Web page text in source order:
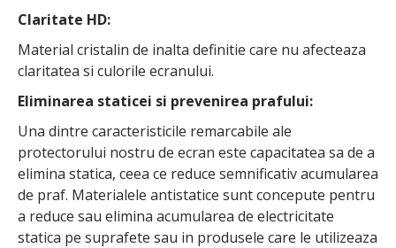
Claritate HD:
Material cristalin de inalta definitie care nu afecteaza
claritatea si culorile ecranului.
Eliminarea staticei si prevenirea prafului:
Una dintre caracteristicile remarcabile ale
protectorului nostru de ecran este capacitatea sa de a
elimina statica, ceea ce reduce semnificativ acumularea
de praf. Materialele antistatice sunt concepute pentru
a reduce sau elimina acumularea de electricitate
statica pe suprafete sau in produsele care le utilizeaza